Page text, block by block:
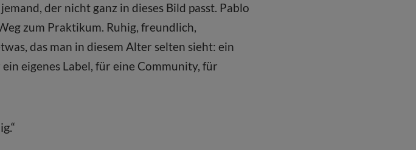
der nicht ganz in dieses Bild passt. Pablo
zum Praktikum. Ruhig, freundlich,
das man in diesem Alter selten sieht: ein
eigenes Label, für eine Community, für